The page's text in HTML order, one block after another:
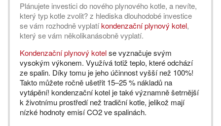
Plánujete investici do nového plynového kotle, a nevíte,
který typ kotle zvolit? z hlediska dlouhodobé investice
se vám rozhodně vyplatíkondenzační plynový kotel,
který se vám několikanásobně vyplatí.
Kondenzační plynový kotelse vyznačuje svým
vysokým výkonem. Využívá totiž teplo, které odchází
ze spalin. Díky tomu je jeho účinnost vyšší než 100%!
Takto můžete ročně ušetřit 15–25 % nákladů na
vytápění! kondenzační kotel je také významně šetrnější
k životnímu prostředí než tradiční kotle, jelikož mají
nízké hodnoty emisí CO2 ve spalinách.